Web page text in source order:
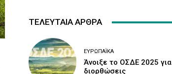
ΤΕΛΕΥΤΑΙΑ ΑΡΘΡΑ
ΕΥΡΩΠΑΪΚΆ
Άνοιξε το ΟΣΔΕ 2025 για
διορθώσεις